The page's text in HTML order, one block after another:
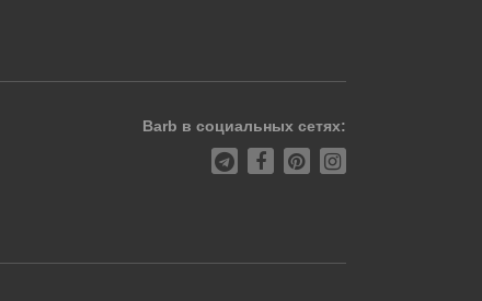
Barb в социальных сетях: